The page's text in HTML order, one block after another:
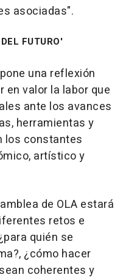
asociadas".
FUTURO'
una reflexión
en valor la labor que
ante los avances
herramientas y
los constantes
artístico y
de OLA estará
retos e
quién se
¿cómo hacer
coherentes y